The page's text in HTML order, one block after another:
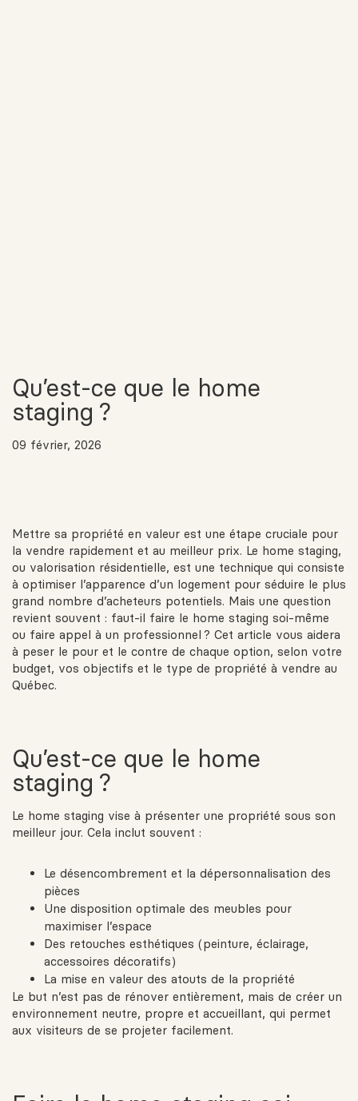
Qu’est-ce que le home
staging ?
09 février, 2026
Mettre sa propriété en valeur est une étape cruciale pour
la vendre rapidement et au meilleur prix. Le home staging,
ou valorisation résidentielle, est une technique qui consiste
à optimiser l’apparence d’un logement pour séduire le plus
grand nombre d’acheteurs potentiels. Mais une question
revient souvent : faut-il faire le home staging soi-même
ou faire appel à un professionnel ? Cet article vous aidera
à peser le pour et le contre de chaque option, selon votre
budget, vos objectifs et le type de propriété à vendre au
Québec.
Qu’est-ce que le home
staging ?
Le home staging vise à présenter une propriété sous son
meilleur jour. Cela inclut souvent :
Le désencombrement et la dépersonnalisation des
pièces
Une disposition optimale des meubles pour
maximiser l’espace
Des retouches esthétiques (peinture, éclairage,
accessoires décoratifs)
La mise en valeur des atouts de la propriété
Le but n’est pas de rénover entièrement, mais de créer un
environnement neutre, propre et accueillant, qui permet
aux visiteurs de se projeter facilement.